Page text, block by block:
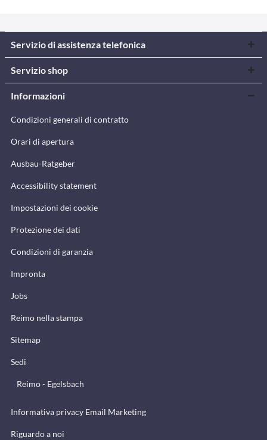
Servizio di assistenza telefonica
Servizio shop
Informazioni
Condizioni generali di contratto
Orari di apertura
Ausbau-Ratgeber
Accessibility statement
Impostazioni dei cookie
Protezione dei dati
Condizioni di garanzia
Impronta
Jobs
Reimo nella stampa
Sitemap
Sedi
Reimo - Egelsbach
Informativa privacy Email Marketing
Riguardo a noi